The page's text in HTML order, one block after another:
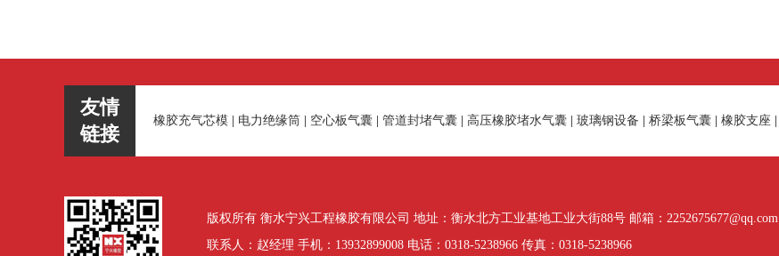
友情
链接
橡胶充气芯模 电力绝缘筒 空心板气囊 管道封堵气囊 高压橡胶堵水气囊 玻璃钢设备 桥梁板气囊 橡胶支座
版权所有 衡水宁兴工程橡胶有限公司 地址：衡水北方工业基地工业大街88号 邮箱：2252675677@qq.com
联系人：赵经理 手机：13932899008 电话：0318-5238966 传真：0318-5238966